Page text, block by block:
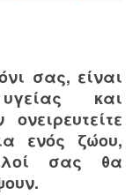
σας, είναι
και
ενός ζώου,
σας θα